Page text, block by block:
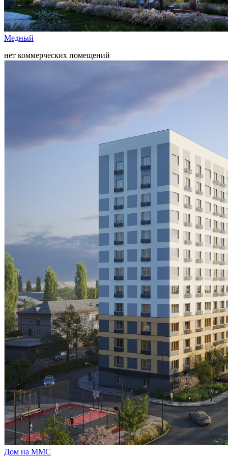
Медный
нет коммерческих помещений
Дом на ММС